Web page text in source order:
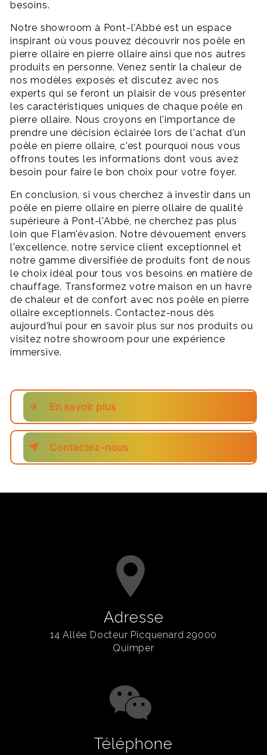
besoins.
Notre showroom à Pont-l'Abbé est un espace
inspirant où vous pouvez découvrir nos poêle en
pierre ollaire en pierre ollaire ainsi que nos autres
produits en personne. Venez sentir la chaleur de
nos modèles exposés et discutez avec nos
experts qui se feront un plaisir de vous présenter
les caractéristiques uniques de chaque poêle en
pierre ollaire. Nous croyons en l'importance de
prendre une décision éclairée lors de l'achat d'un
poêle en pierre ollaire, c'est pourquoi nous vous
offrons toutes les informations dont vous avez
besoin pour faire le bon choix pour votre foyer.
En conclusion, si vous cherchez à investir dans un
poêle en pierre ollaire en pierre ollaire de qualité
supérieure à Pont-l'Abbé, ne cherchez pas plus
loin que Flam'évasion. Notre dévouement envers
l'excellence, notre service client exceptionnel et
notre gamme diversifiée de produits font de nous
le choix idéal pour tous vos besoins en matière de
chauffage. Transformez votre maison en un havre
de chaleur et de confort avec nos poêle en pierre
ollaire exceptionnels. Contactez-nous dès
aujourd'hui pour en savoir plus sur nos produits ou
visitez notre showroom pour une expérience
immersive.
En savoir plus
Contactez-nous
Adresse
14 Allée Docteur Picquenard 29000
Quimper
Téléphone